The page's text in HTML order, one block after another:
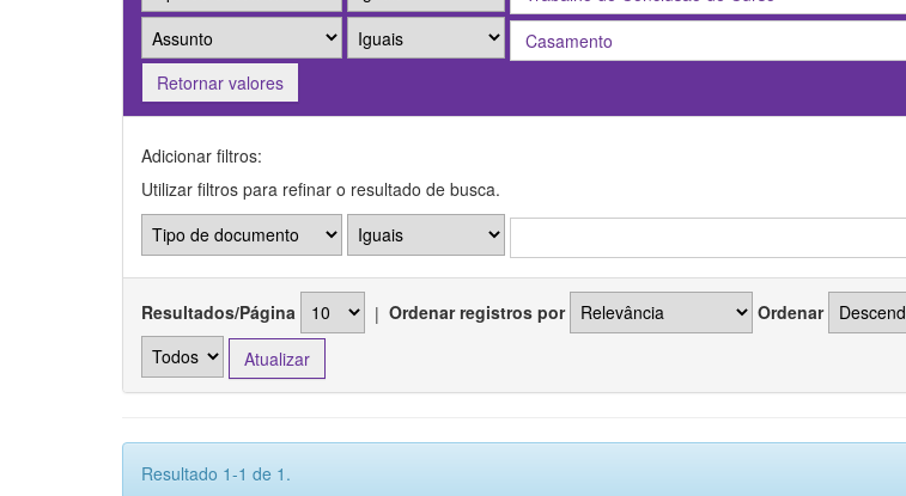
Retornar valores
Adicionar filtros:
Utilizar filtros para refinar o resultado de busca.
Resultados/Página | Ordenar registros por Ordenar
Resultado 1-1 de 1.